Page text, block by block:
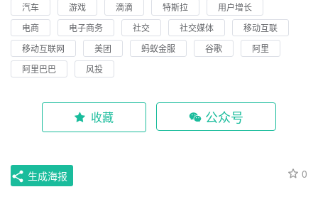
汽车
游戏 滴滴 特斯拉
用户增长
电商
电子商务 社交 社交媒体
移动互联
移动互联网
美团 蚂蚁金服 谷歌
阿里
阿里巴巴
风投
收藏 公众号
0
生成海报